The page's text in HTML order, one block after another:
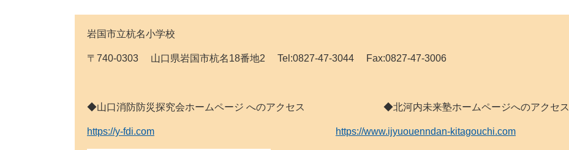
岩国市立杭名小学校
〒740-0303 山口県岩国市杭名18番地2 Tel:0827-47-3044 Fax:0827-47-3006
◆山口消防防災探究会ホームページ へのアクセス ◆北河内未来塾ホームページへのアクセス
https://y-fdi.com https://www.ijyuouenndan-kitagouchi.com